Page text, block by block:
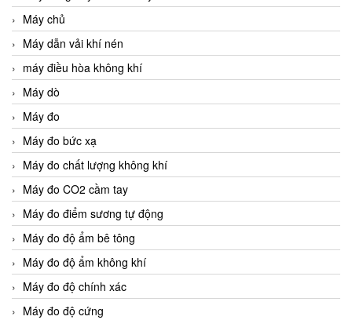
Máy chủ
Máy dẫn vải khí nén
máy điều hòa không khí
Máy dò
Máy đo
Máy đo bức xạ
Máy đo chất lượng không khí
Máy đo CO2 cầm tay
Máy đo điểm sương tự động
Máy đo độ ẩm bê tông
Máy đo độ ẩm không khí
Máy đo độ chính xác
Máy đo độ cứng